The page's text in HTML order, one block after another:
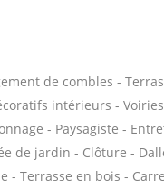
de combles -
intérieurs -
- Paysagiste -
de jardin - Clôture -
- Terrasse en bois -